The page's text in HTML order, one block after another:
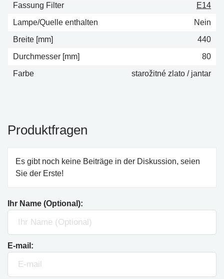
Fassung Filter
E14
Lampe/Quelle enthalten
Nein
Breite [mm]
440
Durchmesser [mm]
80
Farbe
starožitné zlato / jantar
Produktfragen
Es gibt noch keine Beiträge in der Diskussion, seien
Sie der Erste!
Ihr Name (Optional):
E-mail: